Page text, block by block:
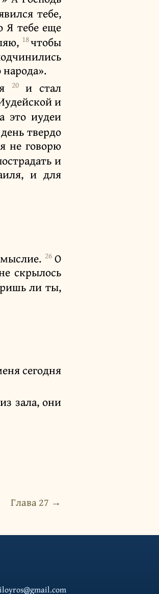
тебе,
Я тебе еще
18чтобы
20 и стал
и
это иудеи
твердо
не говорю
и
и для
26О
скрылось
ли ты,
сегодня
зала, они
Глава 27 →